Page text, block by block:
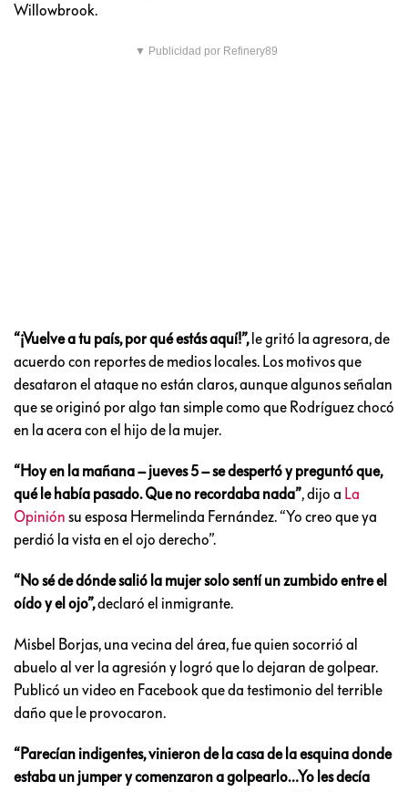
Willowbrook.
▼ Publicidad por Refinery89
“¡Vuelve a tu país, por qué estás aquí!”,le gritó la agresora, de
acuerdo con reportes de medios locales. Los motivos que
desataron el ataque no están claros, aunque algunos señalan
que se originó por algo tan simple como que Rodríguez chocó
en la acera con el hijo de la mujer.
“Hoy en la mañana – jueves 5 – se despertó y preguntó que,
qué le había pasado. Que no recordaba nada”, dijo a La
Opinión su esposa Hermelinda Fernández. “Yo creo que ya
perdió la vista en el ojo derecho”.
“No sé de dónde salió la mujer solo sentí un zumbido entre el
oído y el ojo”,declaró el inmigrante.
Misbel Borjas, una vecina del área, fue quien socorrió al
abuelo al ver la agresión y logró que lo dejaran de golpear.
Publicó un video en Facebook que da testimonio del terrible
daño que le provocaron.
“Parecían indigentes, vinieron de la casa de la esquina donde
estaba un jumper y comenzaron a golpearlo…Yo les decía